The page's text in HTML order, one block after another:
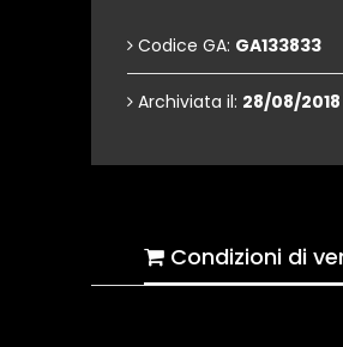
Codice GA: GA133833
Archiviata il: 28/08/2018
Condizioni di